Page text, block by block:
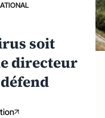
soit
directeur